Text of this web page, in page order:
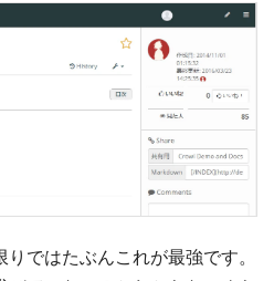
ではたぶんこれが最強です。